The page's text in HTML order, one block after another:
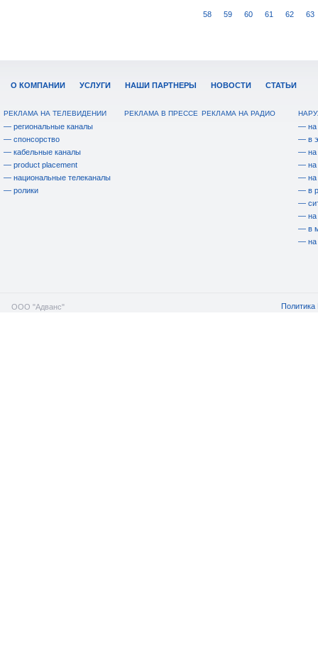
58 59 60 61 62 63
О КОМПАНИИ УСЛУГИ НАШИ ПАРТНЕРЫ НОВОСТИ СТАТЬИ
РЕКЛАМА НА ТЕЛЕВИДЕНИИ
— региональные каналы
— спонсорство
— кабельные каналы
— product placement
— национальные телеканалы
— ролики
РЕКЛАМА В ПРЕССЕ РЕКЛАМА НА РАДИО
— на
— в
— на
— на
— на
— в
—
— на
— в
— на
ООО "Адванс" Политика